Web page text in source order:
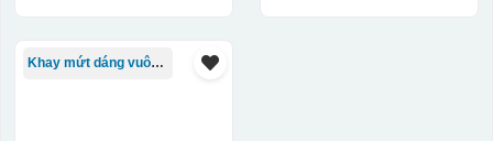
Khay mứt dáng vuông/chữ nhật